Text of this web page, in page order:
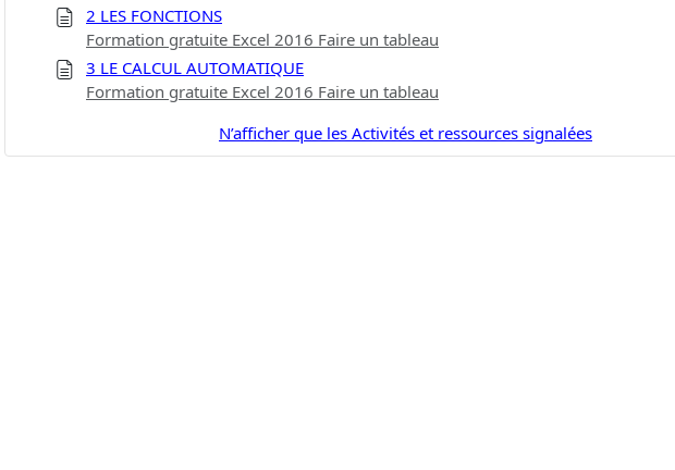
2 LES FONCTIONS
Formation gratuite Excel 2016 Faire un tableau
3 LE CALCUL AUTOMATIQUE
Formation gratuite Excel 2016 Faire un tableau
N’afficher que les Activités et ressources signalées